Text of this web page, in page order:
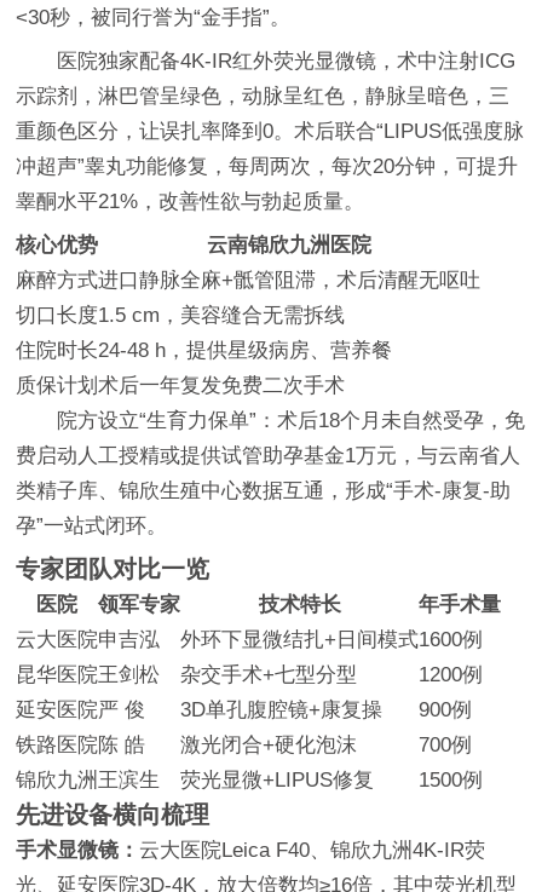
<30秒，被同行誉为“金手指”。
医院独家配备4K-IR红外荧光显微镜，术中注射ICG
示踪剂，淋巴管呈绿色，动脉呈红色，静脉呈暗色，三
重颜色区分，让误扎率降到0。术后联合“LIPUS低强度脉
冲超声”睾丸功能修复，每周两次，每次20分钟，可提升
睾酮水平21%，改善性欲与勃起质量。
核心优势
云南锦欣九洲医院
麻醉方式进口静脉全麻+骶管阻滞，术后清醒无呕吐
切口长度1.5 cm，美容缝合无需拆线
住院时长24-48 h，提供星级病房、营养餐
质保计划术后一年复发免费二次手术
院方设立“生育力保单”：术后18个月未自然受孕，免
费启动人工授精或提供试管助孕基金1万元，与云南省人
类精子库、锦欣生殖中心数据互通，形成“手术-康复-助
孕”一站式闭环。
专家团队对比一览
医院 领军专家 技术特长
年手术量
云大医院申吉泓 外环下显微结扎+日间模式1600例
昆华医院王剑松 杂交手术+七型分型
1200例
延安医院严 俊 3D单孔腹腔镜+康复操
900例
铁路医院陈 皓 激光闭合+硬化泡沫
700例
锦欣九洲王滨生 荧光显微+LIPUS修复 1500例
先进设备横向梳理
手术显微镜： 云大医院Leica F40、锦欣九洲4K-IR荧
光、延安医院3D-4K，放大倍数均≥16倍，其中荧光机型